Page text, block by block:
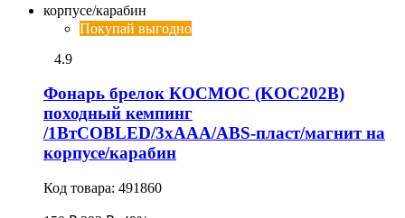
Покупай выгодно
4.9
Фонарь брелок КОСМОС (KOC202B)
походный кемпинг
/1ВтCOBLED/3xAAA/ABS-пласт/магнит на
корпусе/карабин
Код товара: 491860